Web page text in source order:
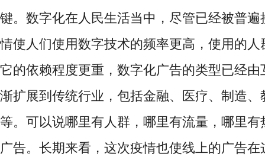
键。数字化在人民生活当中，尽管已经被普遍
情使人们使用数字技术的频率更高，使用的人
它的依赖程度更重，数字化广告的类型已经由
渐扩展到传统行业，包括金融、医疗、制造、
等。可以说哪里有人群，哪里有流量，哪里有
广告。长期来看，这次疫情也使线上的广告